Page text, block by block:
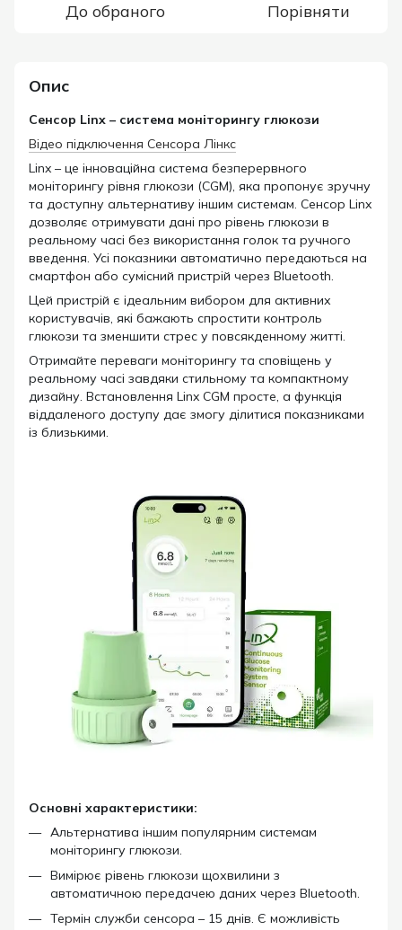
До обраного Порівняти
Опис
Сенсор Linx – система моніторингу глюкози
Відео підключення Сенсора Лінкс
Linx – це інноваційна система безперервного
моніторингу рівня глюкози (CGM), яка пропонує зручну
та доступну альтернативу іншим системам. Сенсор Linx
дозволяє отримувати дані про рівень глюкози в
реальному часі без використання голок та ручного
введення. Усі показники автоматично передаються на
смартфон або сумісний пристрій через Bluetooth.
Цей пристрій є ідеальним вибором для активних
користувачів, які бажають спростити контроль
глюкози та зменшити стрес у повсякденному житті.
Отримайте переваги моніторингу та сповіщень у
реальному часі завдяки стильному та компактному
дизайну. Встановлення Linx CGM просте, а функція
віддаленого доступу дає змогу ділитися показниками
із близькими.
Основні характеристики:
Альтернатива іншим популярним системам
моніторингу глюкози.
Вимірює рівень глюкози щохвилини з
автоматичною передачею даних через Bluetooth.
Термін служби сенсора – 15 днів. Є можливість